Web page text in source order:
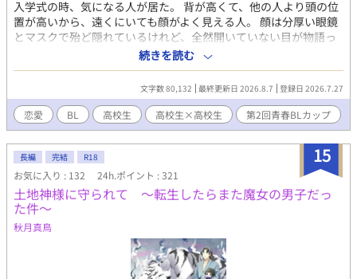
んだ僕の前に、盗賊が現れた。腕力も頭脳もなく出来る事といっ
たら薬草を育てることと調薬くらいの僕が選べるのは、「死」か
「死んだほうがマシ」の二択だけ。せっかく自由になれたのにと
絶望しているその時、僕の前に現れたのは……。溺愛獣人王弟×
自己肯定感は低いし自信はないけれどときおり破天荒な行動を起
こす家出令息のオメガバース。 11/1から始まりました、「第13回
BL大賞」に参加しています。投票、ブクマ、いいね、しおり、感
想などで応援していただけると嬉しいです！最後まで頑張りま
す！
入学式の時、気になる人が居た。 背が高くて、他の人より頭の位
置が高いから、遠くにいても顔がよく見える人。 顔は分厚い眼鏡
とマスクで殆ど隠れているけれど、全然開いていない目が物語っ
ていたのだ。 今、物凄く眠い、ってことを。 口より目の方が雄弁
な久保井と、 気になったことは何でも聞く主人公、秋村。 二人の
歩みは穏やかで、けれど平和とは程遠い、葛藤の中にあって。
「一緒に地獄に堕ちるか」 二人が決断する、その道とは。 ほんの
り切なくて、ちょっぴり甘いスクールラブストーリー。
続きを読む
文字数 80,132 最終更新日 2026.8.7 登録日 2026.7.27
恋愛 BL 高校生 高校生×高校生 第2回青春BLカップ
15
長編 完結 R18
お気に入り : 132 24h.ポイント : 321
土地神様に守られて 〜転生したらまた魔女の男子だっ
た件〜
秋月真鳥